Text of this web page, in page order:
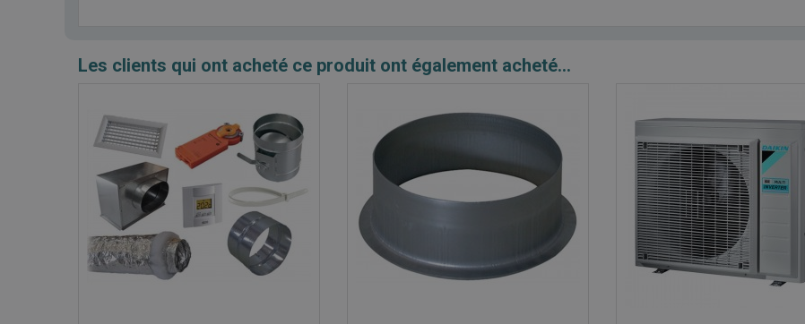
Les clients qui ont acheté ce produit ont également acheté...